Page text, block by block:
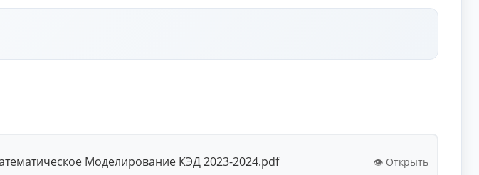
Моделирование КЭД 2023-2024.pdf 👁️ Открыть